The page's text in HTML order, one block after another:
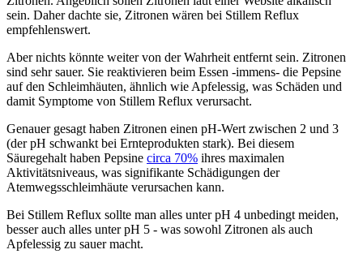
sein. Daher dachte sie, Zitronen wären bei Stillem Reflux
empfehlenswert.
Aber nichts könnte weiter von der Wahrheit entfernt sein. Zitronen
sind sehr sauer. Sie reaktivieren beim Essen -immens- die Pepsine
auf den Schleimhäuten, ähnlich wie Apfelessig, was Schäden und
damit Symptome von Stillem Reflux verursacht.
Genauer gesagt haben Zitronen einen pH-Wert zwischen 2 und 3
(der pH schwankt bei Ernteprodukten stark). Bei diesem
Säuregehalt haben Pepsine circa 70% ihres maximalen
Aktivitätsniveaus, was signifikante Schädigungen der
Atemwegsschleimhäute verursachen kann.
Bei Stillem Reflux sollte man alles unter pH 4 unbedingt meiden,
besser auch alles unter pH 5 - was sowohl Zitronen als auch
Apfelessig zu sauer macht.